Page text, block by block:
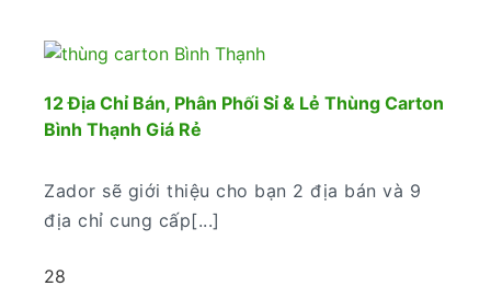
12 Địa Chỉ Bán, Phân Phối Sỉ & Lẻ Thùng Carton
Bình Thạnh Giá Rẻ
Zador sẽ giới thiệu cho bạn 2 địa bán và 9
địa chỉ cung cấp[...]
28